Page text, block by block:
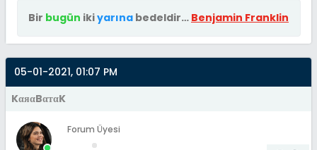
Bir bugün ikiyarına bedeldir… Benjamin Franklin
05-01-2021, 01:07 PM
KαяαBαтαK
Forum Üyesi